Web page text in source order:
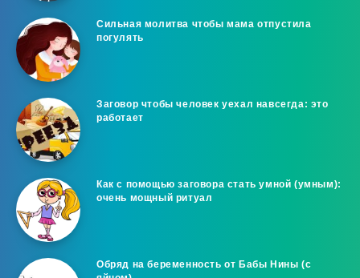
Сильная молитва чтобы мама отпустила
погулять
Заговор чтобы человек уехал навсегда: это
работает
Как с помощью заговора стать умной (умным):
очень мощный ритуал
Обряд на беременность от Бабы Нины (с